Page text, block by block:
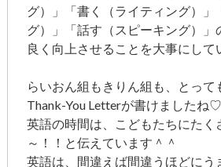
グ）」「書く（ライティング）」
グ）」「話す（スピーキング）」
良く向上させることを大事にして
らいおん組もきりん組も、とって
Thank-You Letterが書けましたね♡
英語の時間は、こどもたちにたく
～！！と伝えています＾＾
英語は、間違えば間違うほどにう